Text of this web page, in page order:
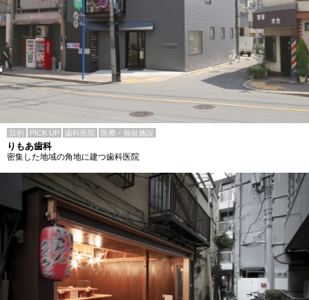
目的 PICK UP 歯科医院 医療・福祉施設
りもあ歯科
密集した地域の角地に建つ歯科医院